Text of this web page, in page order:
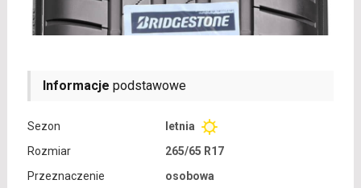
Informacje podstawowe
Sezon
letnia
Rozmiar
265/65 R17
Przeznaczenie
osobowa